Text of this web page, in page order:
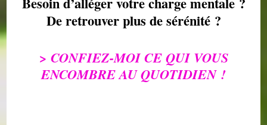
De retrouver plus de sérénité ?
> CONFIEZ-MOI CE QUI VOUS
ENCOMBRE AU QUOTIDIEN !